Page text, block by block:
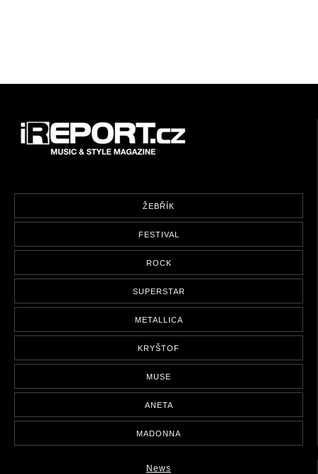
ŽEBŘÍK
FESTIVAL
ROCK
SUPERSTAR
METALLICA
KRYŠTOF
MUSE
ANETA
MADONNA
News